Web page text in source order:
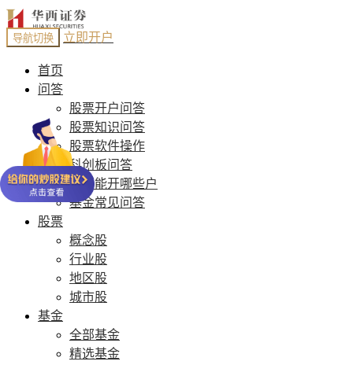
导航切换 立即开户
首页
问答
股票开户问答
股票知识问答
股票软件操作
科创板问答
股票能开哪些户
基金常见问答
股票
概念股
行业股
地区股
城市股
基金
全部基金
精选基金